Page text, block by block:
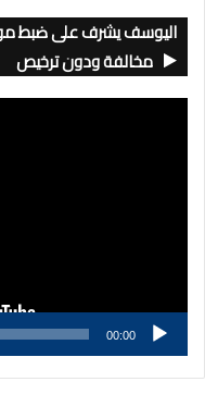
اليوسف يشرف على ضبط
مخالفة ودون ترخيص
00:00